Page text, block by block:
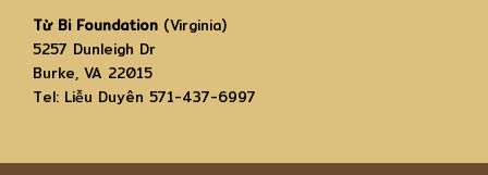
Từ Bi Foundation (Virginia)
5257 Dunleigh Dr
Burke, VA 22015
Tel: Liễu Duyên 571-437-6997